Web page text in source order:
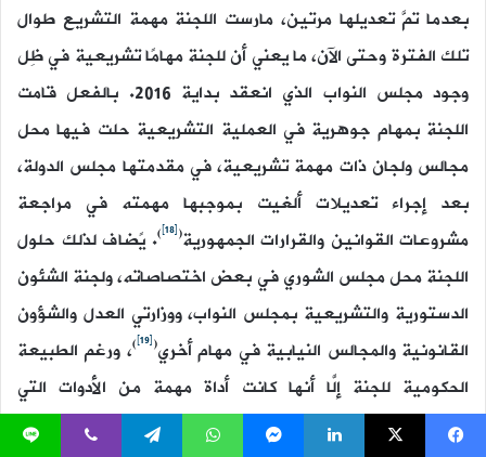
بعدما تمَّ تعديلها مرتين، مارست اللجنة مهمة التشريع طوال
تلك الفترة وحتى الآن، ما يعني أن للجنة مهامًا تشريعية في ظِل
وجود مجلس النواب الذي انعقد بداية 2016. بالفعل قامت
اللجنة بمهام جوهرية في العملية التشريعية حلت فيها محل
مجالس ولجان ذات مهمة تشريعية، في مقدمتها مجلس الدولة،
بعد إجراء تعديلات ألغيت بموجبها مهمته في مراجعة
مشروعات القوانين والقرارات الجمهورية(
[18]
). يًضاف لذلك حلول
اللجنة محل مجلس الشوري في بعض اختصاصاته، ولجنة الشئون
الدستورية والتشريعية بمجلس النواب، ووزارتي العدل والشؤون
القانونية والمجالس النيابية في مهام أخري(
[19]
)، ورغم الطبيعة
الحكومية للجنة إلَّا أنها كانت أداة مهمة من الأدوات التي
استخدمها النظام في العملية التشريعية بشكل واسع.